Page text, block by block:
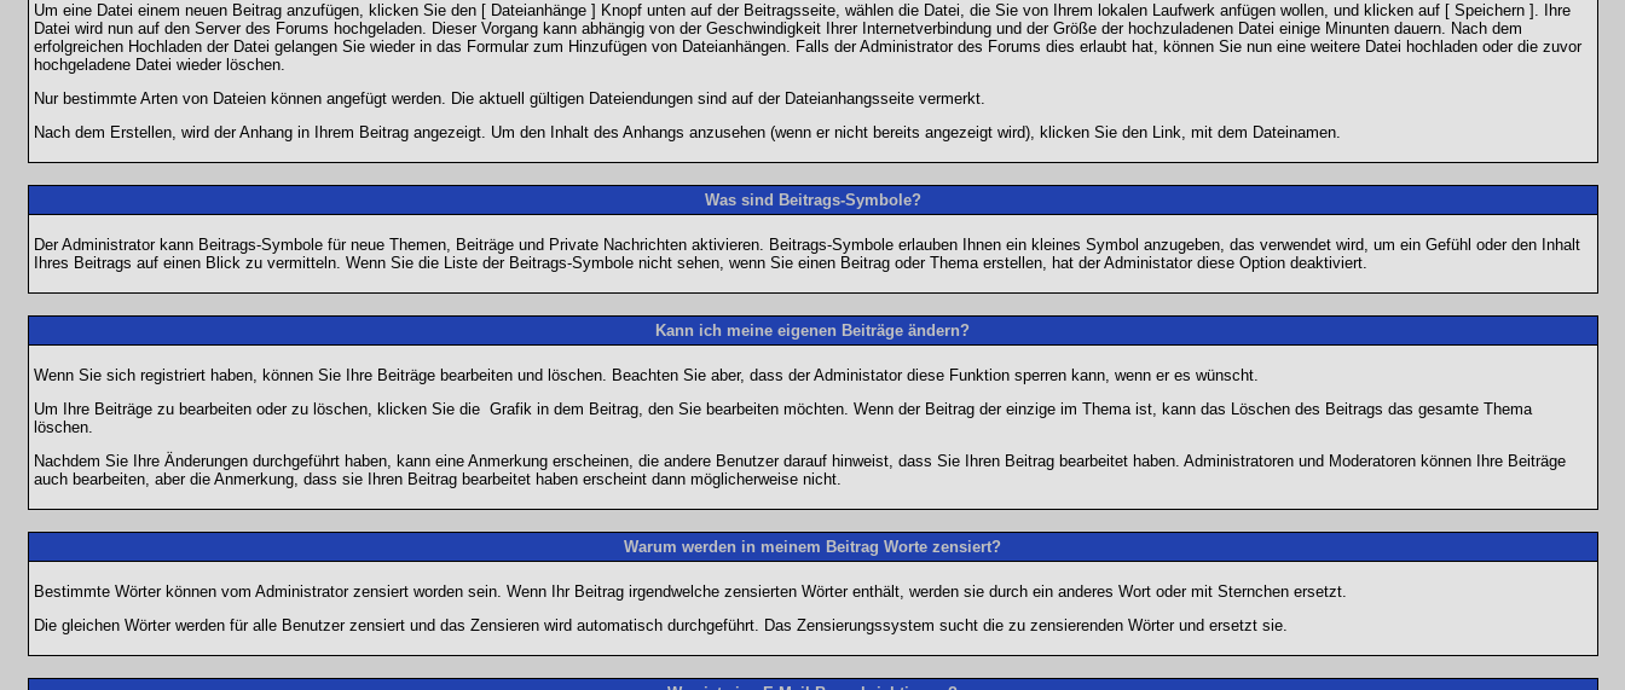
Um eine Datei einem neuen Beitrag anzufügen, klicken Sie den [ Dateianhänge ] Knopf unten auf der Beitragsseite, wählen die Datei, die Sie von Ihrem lokalen Laufwerk anfügen wollen, und klicken auf [ Speichern ]. Ihre
Datei wird nun auf den Server des Forums hochgeladen. Dieser Vorgang kann abhängig von der Geschwindigkeit Ihrer Internetverbindung und der Größe der hochzuladenen Datei einige Minunten dauern. Nach dem
erfolgreichen Hochladen der Datei gelangen Sie wieder in das Formular zum Hinzufügen von Dateianhängen. Falls der Administrator des Forums dies erlaubt hat, können Sie nun eine weitere Datei hochladen oder die zuvor
hochgeladene Datei wieder löschen.
Nur bestimmte Arten von Dateien können angefügt werden. Die aktuell gültigen Dateiendungen sind auf der Dateianhangsseite vermerkt.
Nach dem Erstellen, wird der Anhang in Ihrem Beitrag angezeigt. Um den Inhalt des Anhangs anzusehen (wenn er nicht bereits angezeigt wird), klicken Sie den Link, mit dem Dateinamen.
Was sind Beitrags-Symbole?
Der Administrator kann Beitrags-Symbole für neue Themen, Beiträge und Private Nachrichten aktivieren. Beitrags-Symbole erlauben Ihnen ein kleines Symbol anzugeben, das verwendet wird, um ein Gefühl oder den Inhalt
Ihres Beitrags auf einen Blick zu vermitteln. Wenn Sie die Liste der Beitrags-Symbole nicht sehen, wenn Sie einen Beitrag oder Thema erstellen, hat der Administator diese Option deaktiviert.
Kann ich meine eigenen Beiträge ändern?
Wenn Sie sich registriert haben, können Sie Ihre Beiträge bearbeiten und löschen. Beachten Sie aber, dass der Administator diese Funktion sperren kann, wenn er es wünscht.
Um Ihre Beiträge zu bearbeiten oder zu löschen, klicken Sie die Grafik in dem Beitrag, den Sie bearbeiten möchten. Wenn der Beitrag der einzige im Thema ist, kann das Löschen des Beitrags das gesamte Thema
löschen.
Nachdem Sie Ihre Änderungen durchgeführt haben, kann eine Anmerkung erscheinen, die andere Benutzer darauf hinweist, dass Sie Ihren Beitrag bearbeitet haben. Administratoren und Moderatoren können Ihre Beiträge
auch bearbeiten, aber die Anmerkung, dass sie Ihren Beitrag bearbeitet haben erscheint dann möglicherweise nicht.
Warum werden in meinem Beitrag Worte zensiert?
Bestimmte Wörter können vom Administrator zensiert worden sein. Wenn Ihr Beitrag irgendwelche zensierten Wörter enthält, werden sie durch ein anderes Wort oder mit Sternchen ersetzt.
Die gleichen Wörter werden für alle Benutzer zensiert und das Zensieren wird automatisch durchgeführt. Das Zensierungssystem sucht die zu zensierenden Wörter und ersetzt sie.